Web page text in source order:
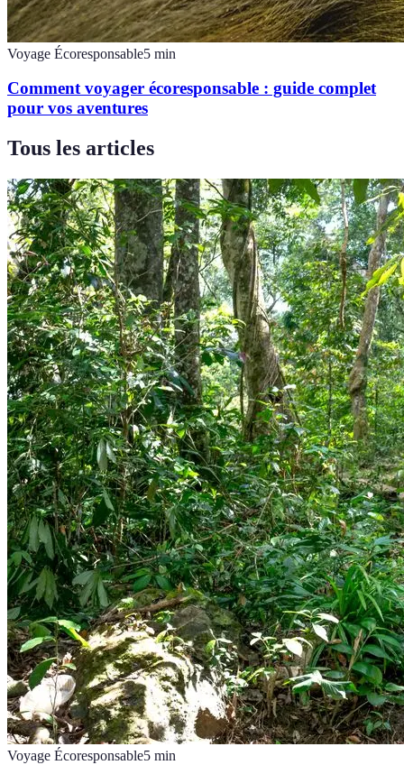
Voyage Écoresponsable5 min
Comment voyager écoresponsable : guide complet
pour vos aventures
Tous les articles
Voyage Écoresponsable5 min